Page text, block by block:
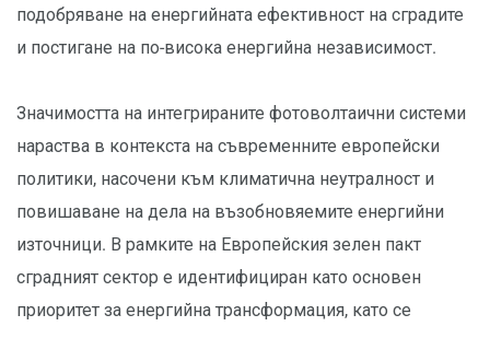
подобряване на енергийната ефективност на сградите
и постигане на по-висока енергийна независимост.
Значимостта на интегрираните фотоволтаични системи
нараства в контекста на съвременните европейски
политики, насочени към климатична неутралност и
повишаване на дела на възобновяемите енергийни
източници. В рамките на Европейския зелен пакт
сградният сектор е идентифициран като основен
приоритет за енергийна трансформация, като се